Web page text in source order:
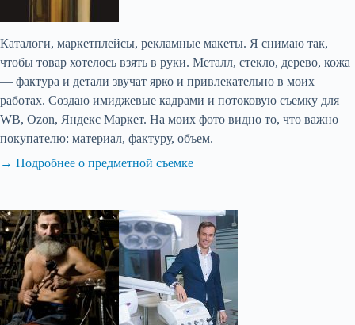
Каталоги, маркетплейсы, рекламные макеты. Я снимаю так,
чтобы товар хотелось взять в руки. Металл, стекло, дерево, кожа
— фактура и детали звучат ярко и привлекательно в моих
работах. Создаю имиджевые кадрами и потоковую съемку для
WB, Ozon, Яндекс Маркет. На моих фото видно то, что важно
покупателю: материал, фактуру, объем.
→ Подробнее о предметной съемке